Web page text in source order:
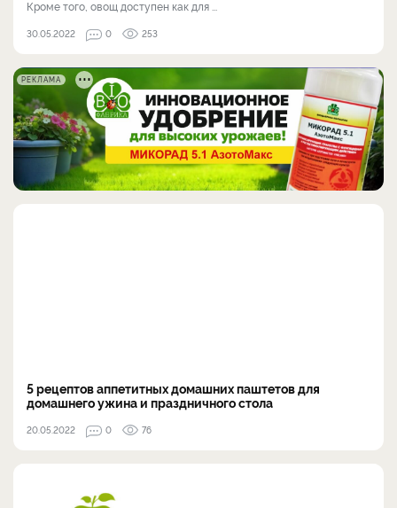
Кроме того, овощ доступен как для ...
30.05.2022 0 253
РЕКЛАМА
5 рецептов аппетитных домашних паштетов для
домашнего ужина и праздничного стола
20.05.2022 0 76